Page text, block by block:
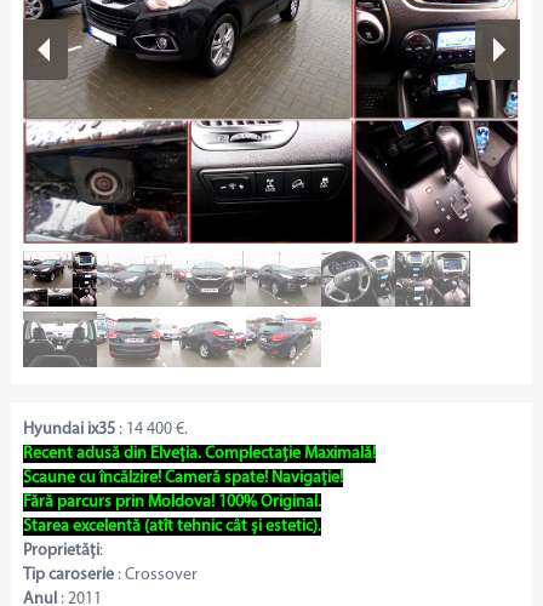
Hyundai ix35: 14 400 €.
Recent adusă din Elveția. Complectație Maximală!
Scaune cu încălzire! Cameră spate! Navigație!
Fără parcurs prin Moldova! 100% Original.
Starea excelentă (atît tehnic cât și estetic).
Proprietăți:
Tip caroserie: Crossover
Anul: 2011